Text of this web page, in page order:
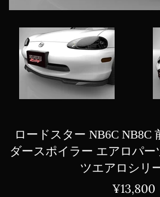
ロードスター NB6C NB8C
ダースポイラー エアロパー
ツエアロシリ
通
¥13,800